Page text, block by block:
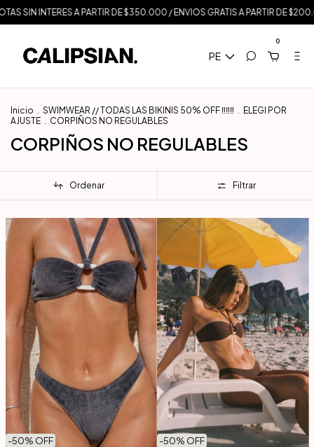
A PARTIR DE $350.000 / ENVIOS GRATIS A PARTIR DE $200.000
PE
0
Inicio . SWIMWEAR // TODAS LAS BIKINIS 50% OFF ‼️‼️‼️ . ELEGI POR
AJUSTE . CORPIÑOS NO REGULABLES
CORPIÑOS NO REGULABLES
Ordenar Filtrar
-50% OFF -50% OFF